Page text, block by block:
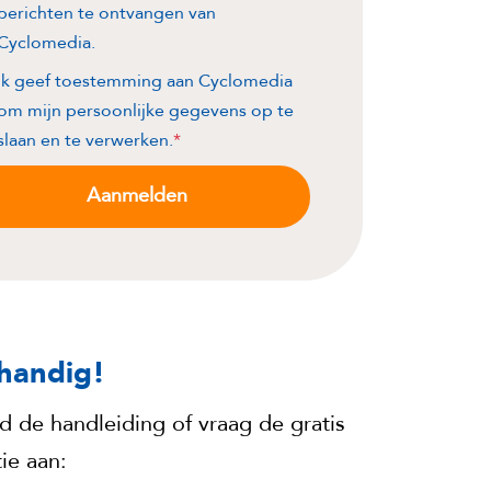
te ontvangen van
geef toestemming aan Cyclomedia
mijn persoonlijke gegevens op te
en te verwerken.*
de handleiding of vraag de gratis
aan: